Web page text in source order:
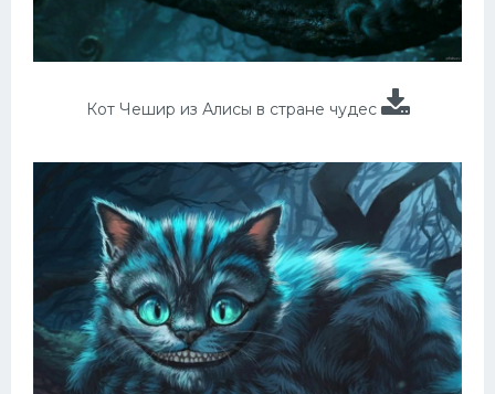
Кот Чешир из Алисы в стране чудес